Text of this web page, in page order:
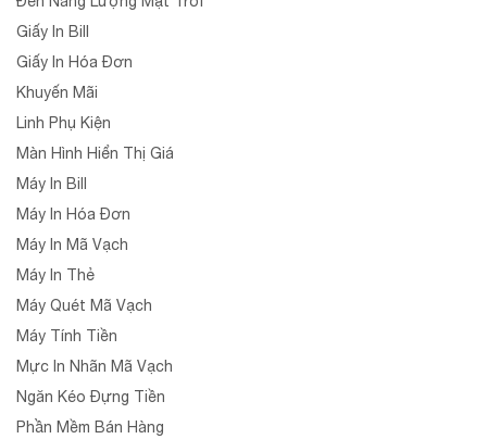
Giấy In Bill
Giấy In Hóa Đơn
Khuyến Mãi
Linh Phụ Kiện
Màn Hình Hiển Thị Giá
Máy In Bill
Máy In Hóa Đơn
Máy In Mã Vạch
Máy In Thẻ
Máy Quét Mã Vạch
Máy Tính Tiền
Mực In Nhãn Mã Vạch
Ngăn Kéo Đựng Tiền
Phần Mềm Bán Hàng